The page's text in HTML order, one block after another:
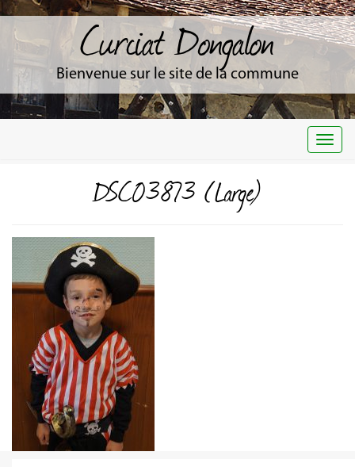
Curciat Dongalon
Bienvenue sur le site de la commune
DSC03873 (Large)